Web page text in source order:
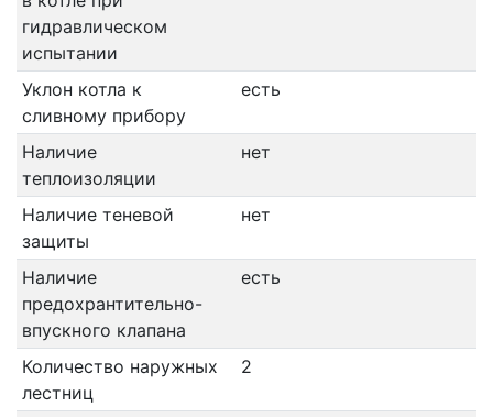
гидравлическом
испытании
Уклон котла к
сливному прибору
есть
Наличие
теплоизоляции
нет
Наличие теневой
защиты
нет
Наличие
предохрантительно-
впускного клапана
есть
Количество наружных
лестниц
2